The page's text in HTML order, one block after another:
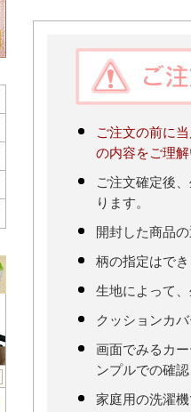
ご注文の前に
の内容をご理
ご注文確定後
ります。
開封した商品
柄の指定はで
生地によって
クッションカ
画面でみるカ
ンプルでの確
家庭用の洗濯